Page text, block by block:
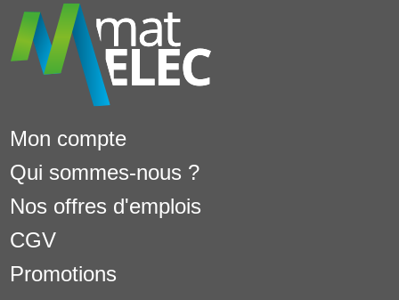
Mon compte
Qui sommes-nous ?
Nos offres d'emplois
CGV
Promotions